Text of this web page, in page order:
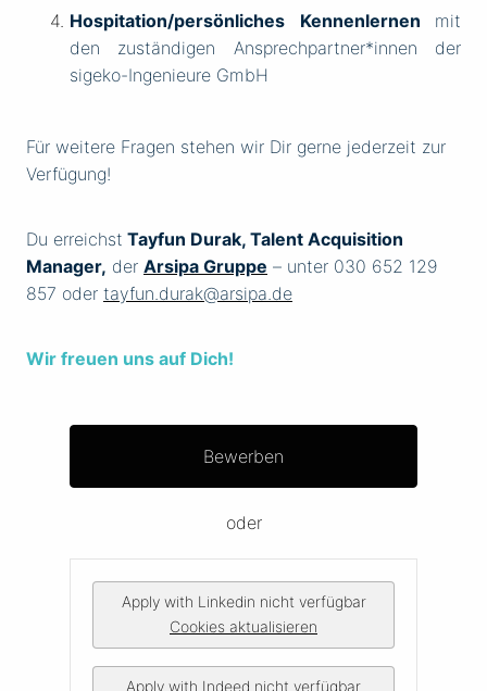
Hospitation/persönliches Kennenlernen mit
den zuständigen Ansprechpartner*innen der
sigeko-Ingenieure GmbH
Für weitere Fragen stehen wir Dir gerne jederzeit zur
Verfügung!
Du erreichst Tayfun Durak, Talent Acquisition
Manager, der Arsipa Gruppe – unter 030 652 129
857 oder tayfun.durak@arsipa.de
Wir freuen uns auf Dich!
Bewerben
oder
Apply with Linkedin nicht verfügbar
Cookies aktualisieren
Apply with Indeed nicht verfügbar